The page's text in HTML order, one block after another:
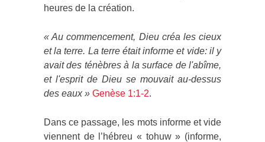
heures de la création.
« Au commencement, Dieu créa les cieux
et la terre. La terre était informe et vide: il y
avait des ténèbres à la surface de l'abîme,
et l'esprit de Dieu se mouvait au-dessus
des eaux » Genèse 1:1-2.
Dans ce passage, les mots informe et vide
viennent de l’hébreu « tohuw » (informe,